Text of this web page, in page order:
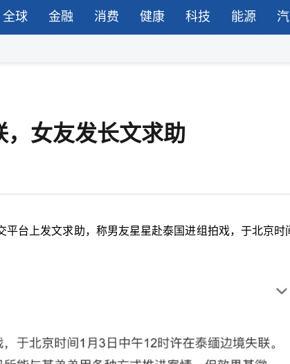
全球 金融 消费 健康 科技 能源
女友发长文求助
平台上发文求助，称男友星星赴泰国进组拍戏，于北京时